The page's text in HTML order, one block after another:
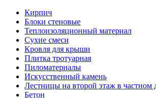
Кирпич
Блоки стеновые
Теплоизоляционный материал
Сухие смеси
Кровля для крыши
Плитка тротуарная
Пиломатериалы
Искусственный камень
Лестницы на второй этаж в частном
Бетон